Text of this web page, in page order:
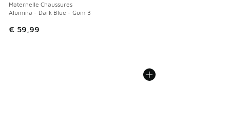
Maternelle Chaussures
Alumina - Dark Blue - Gum 3
€ 59,99